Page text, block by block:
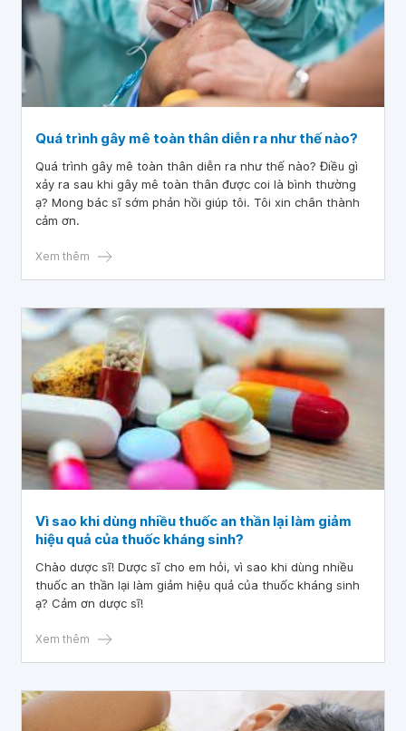
Quá trình gây mê toàn thân diễn ra như thế nào?
Quá trình gây mê toàn thân diễn ra như thế nào? Điều gì
xảy ra sau khi gây mê toàn thân được coi là bình thường
ạ? Mong bác sĩ sớm phản hồi giúp tôi. Tôi xin chân thành
cảm ơn.
Xem thêm
Vì sao khi dùng nhiều thuốc an thần lại làm giảm
hiệu quả của thuốc kháng sinh?
Chào dược sĩ! Dược sĩ cho em hỏi, vì sao khi dùng nhiều
thuốc an thần lại làm giảm hiệu quả của thuốc kháng sinh
ạ? Cảm ơn dược sĩ!
Xem thêm